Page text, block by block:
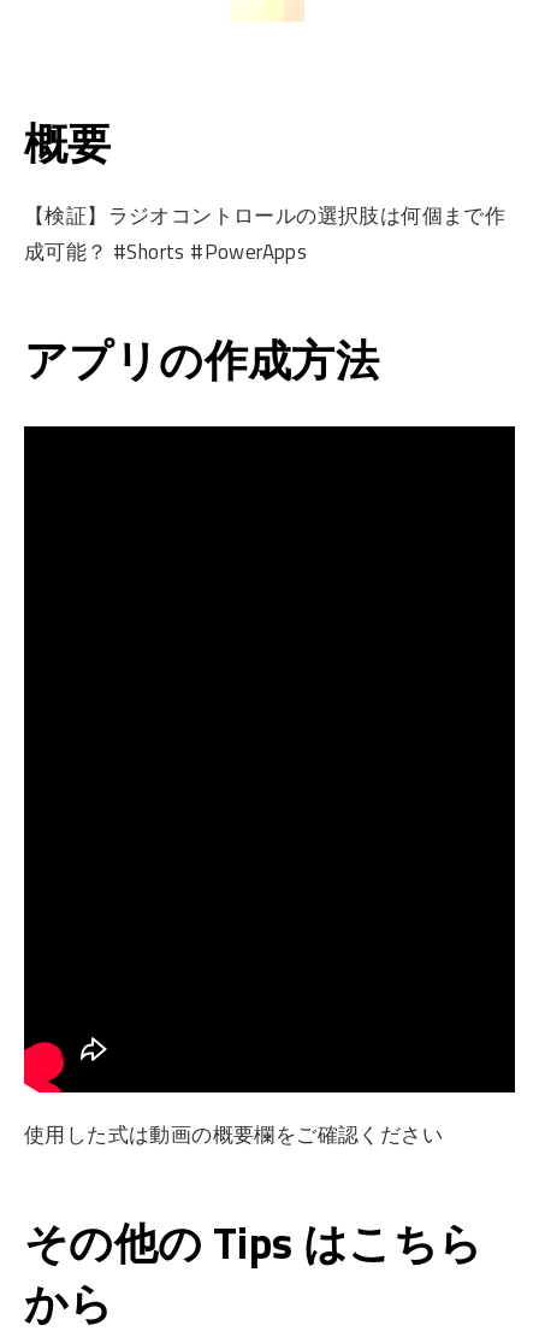
概要
【検証】ラジオコントロールの選択肢は何個まで作
成可能？ #Shorts #PowerApps
アプリの作成方法
使用した式は動画の概要欄をご確認ください
その他の Tips はこちら
から